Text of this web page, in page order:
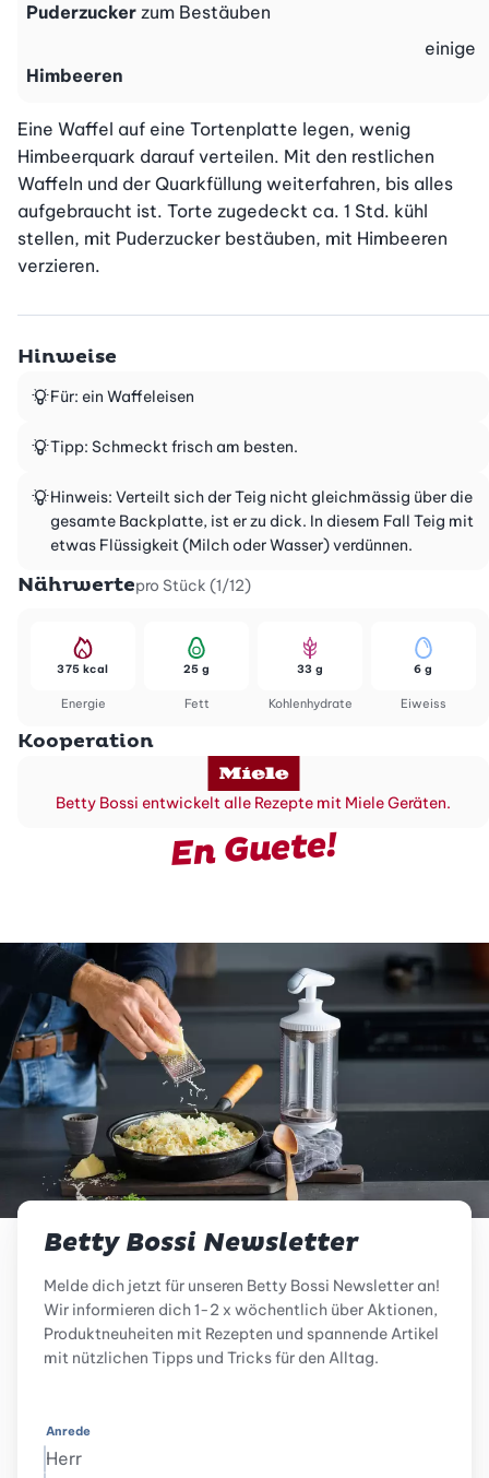
Puderzucker zum Bestäuben
Himbeeren
einige
Eine Waffel auf eine Tortenplatte legen, wenig
Himbeerquark darauf verteilen. Mit den restlichen
Waffeln und der Quarkfüllung weiterfahren, bis alles
aufgebraucht ist. Torte zugedeckt ca. 1 Std. kühl
stellen, mit Puderzucker bestäuben, mit Himbeeren
verzieren.
Hinweise
Für: ein Waffeleisen
Tipp: Schmeckt frisch am besten.
Hinweis: Verteilt sich der Teig nicht gleichmässig über die
gesamte Backplatte, ist er zu dick. In diesem Fall Teig mit
etwas Flüssigkeit (Milch oder Wasser) verdünnen.
Nährwertepro Stück (1/12)
Energie
375 kcal
Fett
25 g
Kohlenhydrate
33 g
Eiweiss
6 g
Kooperation
Betty Bossi entwickelt alle Rezepte mit Miele Geräten.
En Guete!
Betty Bossi Newsletter
Melde dich jetzt für unseren Betty Bossi Newsletter an!
Wir informieren dich 1-2 x wöchentlich über Aktionen,
Produktneuheiten mit Rezepten und spannende Artikel
mit nützlichen Tipps und Tricks für den Alltag.
Anrede
Herr